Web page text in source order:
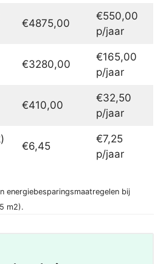
€4875,00
€550,00
p/jaar
€3280,00
€165,00
p/jaar
€410,00
€32,50
p/jaar
€6,45
€7,25
p/jaar
energiebesparingsmaatregelen bij
m2).